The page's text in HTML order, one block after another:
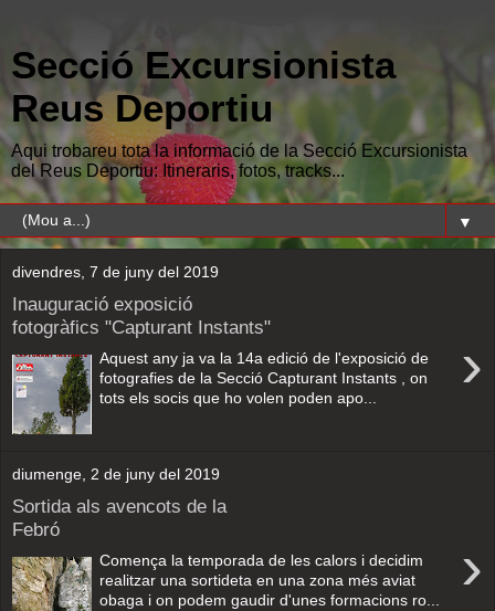
Secció Excursionista
Reus Deportiu
Aqui trobareu tota la informació de la Secció Excursionista
del Reus Deportiu: Itineraris, fotos, tracks...
▼
divendres, 7 de juny del 2019
Inauguració exposició
fotogràfics "Capturant Instants"
›
Aquest any ja va la 14a edició de l'exposició de
fotografies de la Secció Capturant Instants , on
tots els socis que ho volen poden apo...
diumenge, 2 de juny del 2019
Sortida als avencots de la
Febró
›
Comença la temporada de les calors i decidim
realitzar una sortideta en una zona més aviat
obaga i on podem gaudir d'unes formacions ro...